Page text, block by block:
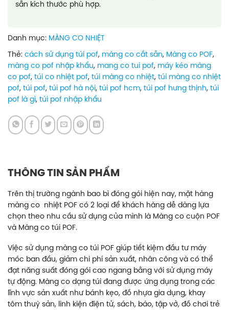
sẵn kích thước phù hợp.
Danh mục: MÀNG CO NHIỆT
Thẻ: cách sử dụng túi pof, màng co cắt sẵn, Màng co POF,
màng co pof nhập khẩu, mang co tui pof, máy kéo màng
co pof, túi co nhiệt pof, túi màng co nhiệt, túi màng co nhiệt
pof, túi pof, túi pof hà nội, túi pof hcm, túi pof hưng thịnh, túi
pof là gì, túi pof nhập khẩu
THÔNG TIN SẢN PHẨM
Trên thị trường ngành bao bì đóng gói hiện nay, mặt hàng
màng co nhiệt POF có 2 loại để khách hàng dễ dàng lựa
chọn theo nhu cầu sử dụng của mình là Màng co cuộn POF
và Màng co túi POF.
Việc sử dụng màng co túi POF giúp tiết kiệm đầu tư máy
móc ban đầu, giảm chi phí sản xuất, nhân công và có thể
đạt năng suất đóng gói cao ngang bằng với sử dụng máy
tự động. Màng co dạng túi đang được ứng dụng trong các
lĩnh vực sản xuất như bánh kẹo, đồ nhựa gia dụng, khay
tôm thuỷ sản, linh kiện điện tử, sách, báo, tập vở, đồ chơi trẻ